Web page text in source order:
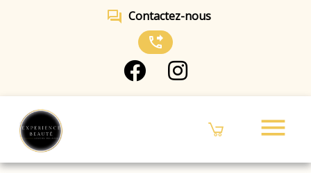
forum Contactez-nous
phone_forwarded
menu